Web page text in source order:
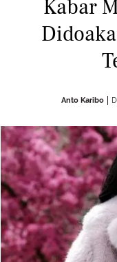
Kabar
Anto Karibo